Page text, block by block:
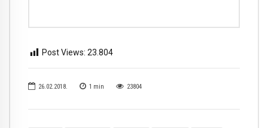
26.02.2018. 1 min 23804
Post Views: 23.804